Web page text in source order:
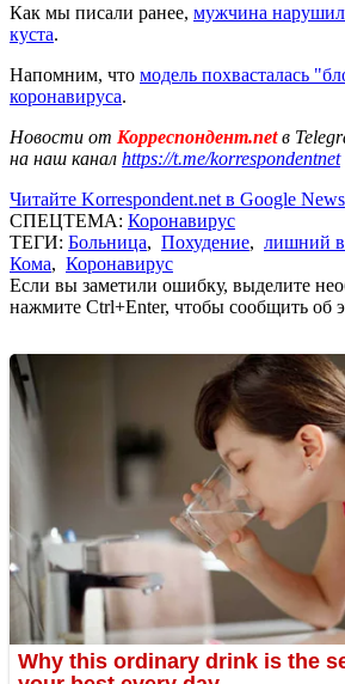
Как мы писали ранее, мужчина
куста.
Напомним, что модель похвасталась
коронавируса.
Новости от Корреспондент.netв
на наш канал https://t.me/korrespondentnet
Читайте Korrespondent.net в Google News
СПЕЦТЕМА: Коронавирус
ТЕГИ: Больница, Похудение, лишний
Кома, Коронавирус
Если вы заметили ошибку, выделите
нажмите Ctrl+Enter, чтобы сообщить об